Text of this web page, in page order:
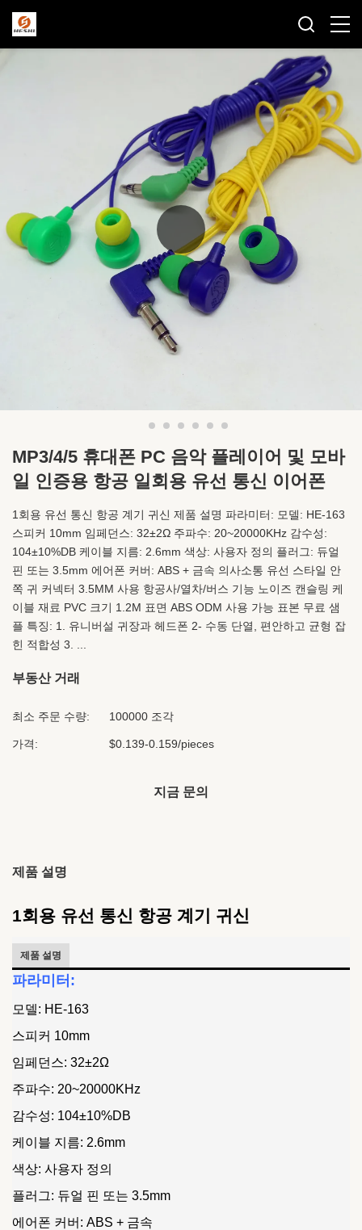
MP3/4/5 휴대폰 PC 음악 플레이어 및 모바
일 인증용 항공 일회용 유선 통신 이어폰
1회용 유선 통신 항공 계기 귀신 제품 설명 파라미터: 모델: HE-163
스피커 10mm 임페던스: 32±2Ω 주파수: 20~20000KHz 감수성:
104±10%DB 케이블 지름: 2.6mm 색상: 사용자 정의 플러그: 듀얼
핀 또는 3.5mm 에어폰 커버: ABS + 금속 의사소통 유선 스타일 안
쪽 귀 커넥터 3.5MM 사용 항공사/열차/버스 기능 노이즈 캔슬링 케
이블 재료 PVC 크기 1.2M 표면 ABS ODM 사용 가능 표본 무료 샘
플 특징: 1. 유니버설 귀장과 헤드폰 2- 수동 단열, 편안하고 균형 잡
힌 적합성 3. ...
부동산 거래
최소 주문 수량: 100000 조각
가격: $0.139-0.159/pieces
지금 문의
제품 설명
1회용 유선 통신 항공 계기 귀신
제품 설명
파라미터:
모델: HE-163
스피커 10mm
임페던스: 32±2Ω
주파수: 20~20000KHz
감수성: 104±10%DB
케이블 지름: 2.6mm
색상: 사용자 정의
플러그: 듀얼 핀 또는 3.5mm
에어폰 커버: ABS + 금속